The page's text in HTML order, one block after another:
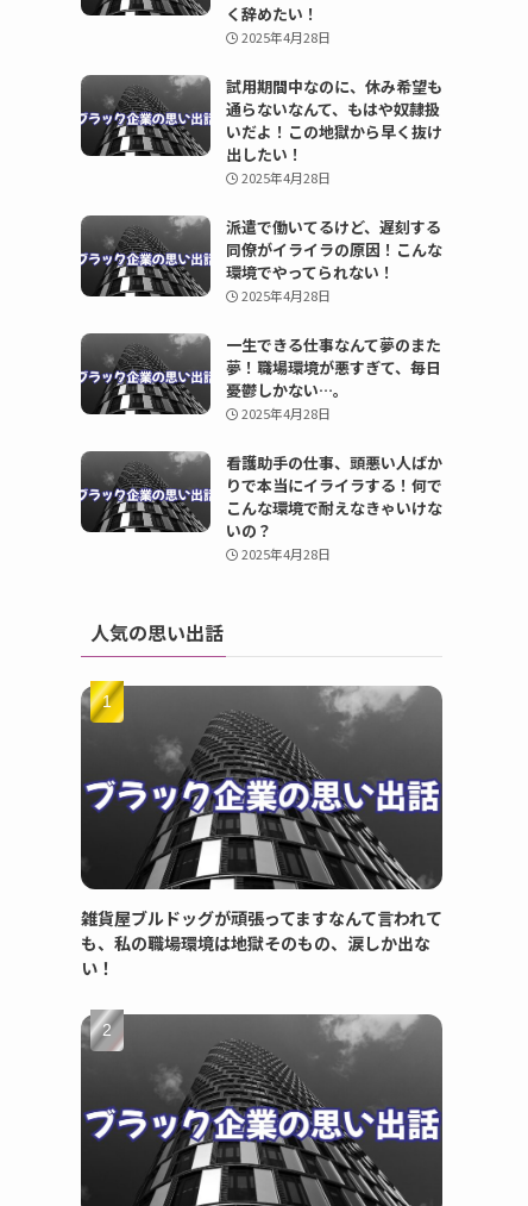
く辞めたい！
2025年4月28日
試用期間中なのに、休み希望も
通らないなんて、もはや奴隷扱
いだよ！この地獄から早く抜け
出したい！
2025年4月28日
派遣で働いてるけど、遅刻する
同僚がイライラの原因！こんな
環境でやってられない！
2025年4月28日
一生できる仕事なんて夢のまた
夢！職場環境が悪すぎて、毎日
憂鬱しかない…。
2025年4月28日
看護助手の仕事、頭悪い人ばか
りで本当にイライラする！何で
こんな環境で耐えなきゃいけな
いの？
2025年4月28日
人気の思い出話
雑貨屋ブルドッグが頑張ってますなんて言われて
も、私の職場環境は地獄そのもの、涙しか出な
い！